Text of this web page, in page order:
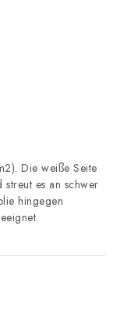
Die weiße Seite
es an schwer
hingegen